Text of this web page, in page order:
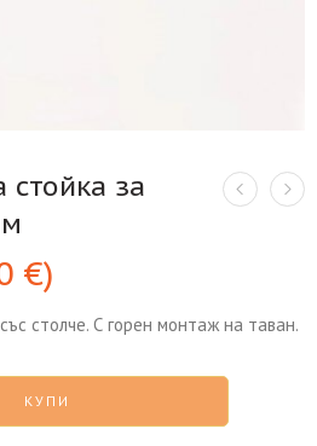
стойка за
€)
столче. С горен монтаж на таван.
КУПИ